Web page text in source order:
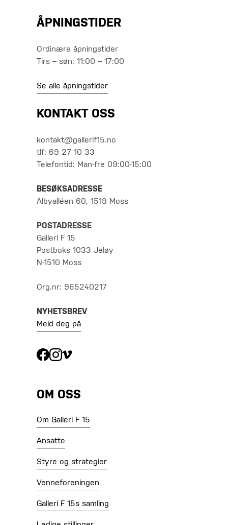
ÅPNINGSTIDER
Ordinære åpningstider
Tirs – søn: 11:00 – 17:00
Se alle åpningstider
KONTAKT OSS
kontakt@gallerif15.no
tlf: 69 27 10 33
Telefontid: Man-fre 09:00-15:00
BESØKSADRESSE
Albyalléen 60, 1519 Moss
POSTADRESSE
Galleri F 15
Postboks 1033 Jeløy
N-1510 Moss
Org.nr: 965240217
NYHETSBREV
Meld deg på
OM OSS
Om Galleri F 15
Ansatte
Styre og strategier
Venneforeningen
Galleri F 15s samling